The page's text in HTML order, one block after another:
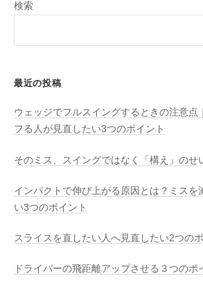
検索
最近の投稿
ウェッジでフルスイングするときの注意点
フる人が見直したい3つのポイント
そのミス、スイングではなく「構え」のせ
インパクトで伸び上がる原因とは？ミスを
い3つのポイント
スライスを直したい人へ見直したい2つの
ドライバーの飛距離アップさせる３つのポ